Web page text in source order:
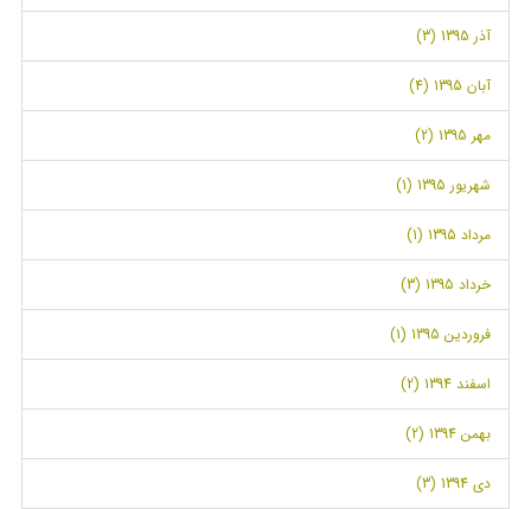
آذر 1395 (3)
آبان 1395 (4)
مهر 1395 (2)
شهریور 1395 (1)
مرداد 1395 (1)
خرداد 1395 (3)
فروردین 1395 (1)
اسفند 1394 (2)
بهمن 1394 (2)
دی 1394 (3)